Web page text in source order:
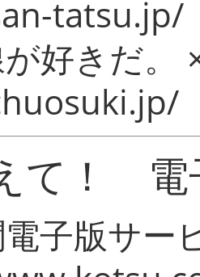
tatsu.jp/
好きだ。
て！ 電
子版サー